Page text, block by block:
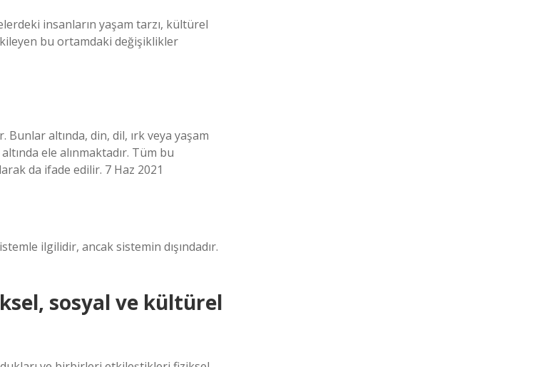
insanların yaşam tarzı, kültürel
bu ortamdaki değişiklikler
altında, din, dil, ırk veya yaşam
ele alınmaktadır. Tüm bu
da ifade edilir. 7 Haz 2021
ilgilidir, ancak sistemin dışındadır.
sosyal ve kültürel